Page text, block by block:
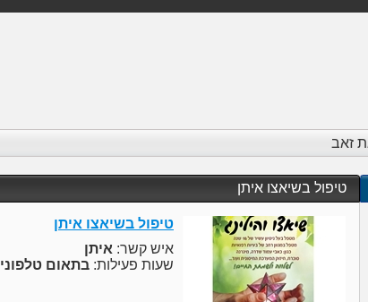
זאב
טיפול בשיאצו איתן
טיפול בשיאצו איתן
איש קשר: איתן
שעות פעילות: בתאום טלפוני